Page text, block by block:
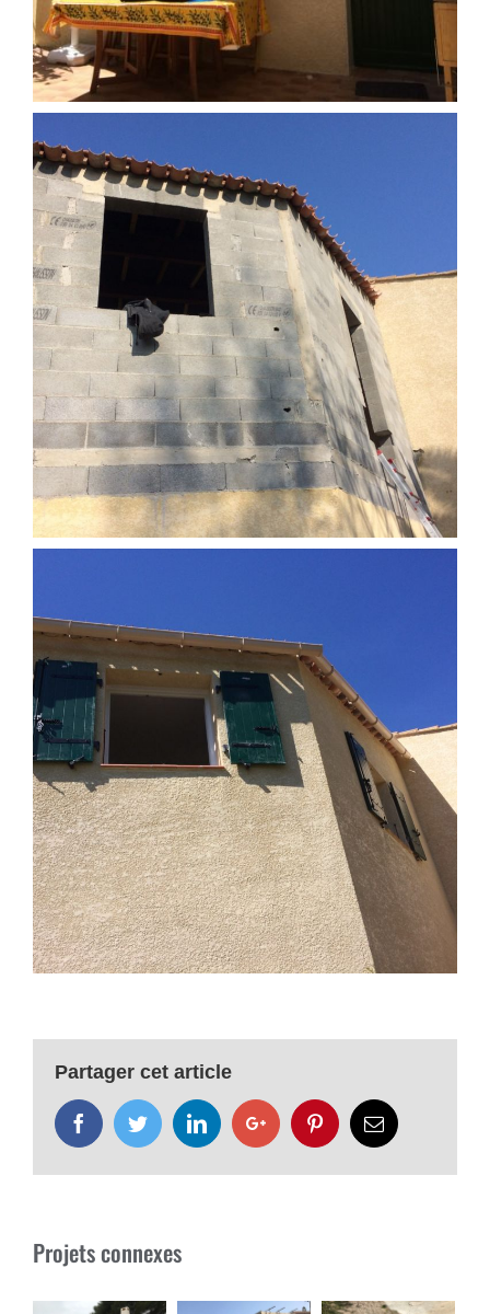
Partager cet article
FacebookTwitterLinkedInGoogle+ PinterestEmail
Projets connexes